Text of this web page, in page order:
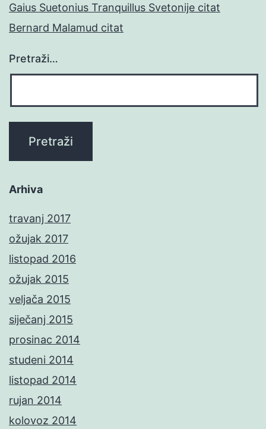
Gaius Suetonius Tranquillus Svetonije citat
Bernard Malamud citat
Pretraži…
Arhiva
travanj 2017
ožujak 2017
listopad 2016
ožujak 2015
veljača 2015
siječanj 2015
prosinac 2014
studeni 2014
listopad 2014
rujan 2014
kolovoz 2014